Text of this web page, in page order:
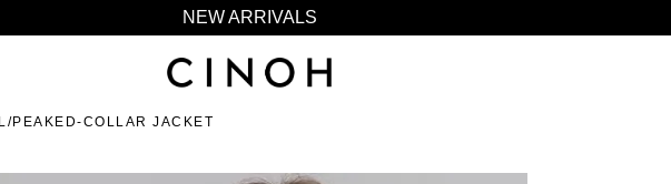
NEW ARRIVALS
ニュースレター登録で¥1,000クーポン進呈
夏季休業に伴う一部業務休業のお知らせ
PEAKED-COLLAR JACKET